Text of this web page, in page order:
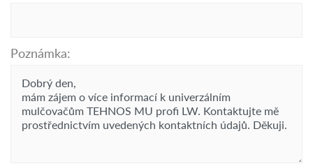
Poznámka: